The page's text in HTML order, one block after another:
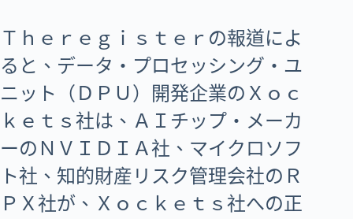
Ｔｈｅｒｅｇｉｓｔｅｒの報道によ
ると、データ・プロセッシング・ユ
ニット（ＤＰＵ）開発企業のＸｏｃ
ｋｅｔｓ社は、ＡＩチップ・メーカ
ーのＮＶＩＤＩＡ社、マイクロソフ
ト社、知的財産リスク管理会社のＲ
ＰＸ社が、Ｘｏｃｋｅｔｓ社への正